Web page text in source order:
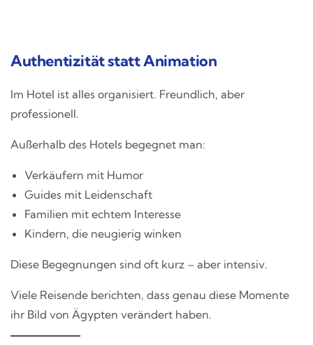
Authentizität statt Animation
Im Hotel ist alles organisiert. Freundlich, aber
professionell.
Außerhalb des Hotels begegnet man:
Verkäufern mit Humor
Guides mit Leidenschaft
Familien mit echtem Interesse
Kindern, die neugierig winken
Diese Begegnungen sind oft kurz – aber intensiv.
Viele Reisende berichten, dass genau diese Momente
ihr Bild von Ägypten verändert haben.